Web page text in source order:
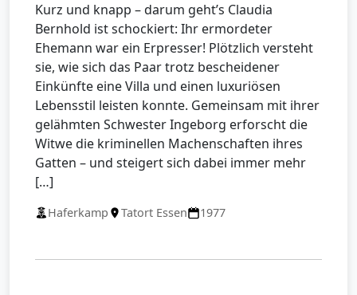
Kurz und knapp – darum geht’s Claudia
Bernhold ist schockiert: Ihr ermordeter
Ehemann war ein Erpresser! Plötzlich versteht
sie, wie sich das Paar trotz bescheidener
Einkünfte eine Villa und einen luxuriösen
Lebensstil leisten konnte. Gemeinsam mit ihrer
gelähmten Schwester Ingeborg erforscht die
Witwe die kriminellen Machenschaften ihres
Gatten – und steigert sich dabei immer mehr
[…]
Haferkamp Tatort Essen 1977